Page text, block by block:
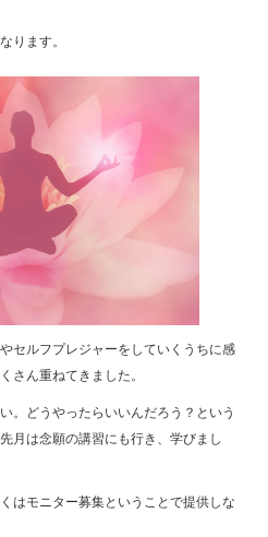
ります。
セルフプレジャーをしていくうちに感
さん重ねてきました。
。どうやったらいいんだろう？という
月は念願の講習にも行き、学びまし
はモニター募集ということで提供しな